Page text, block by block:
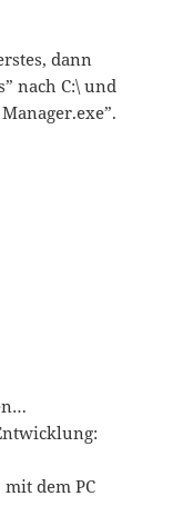
dann
nach C:\ und
dem PC